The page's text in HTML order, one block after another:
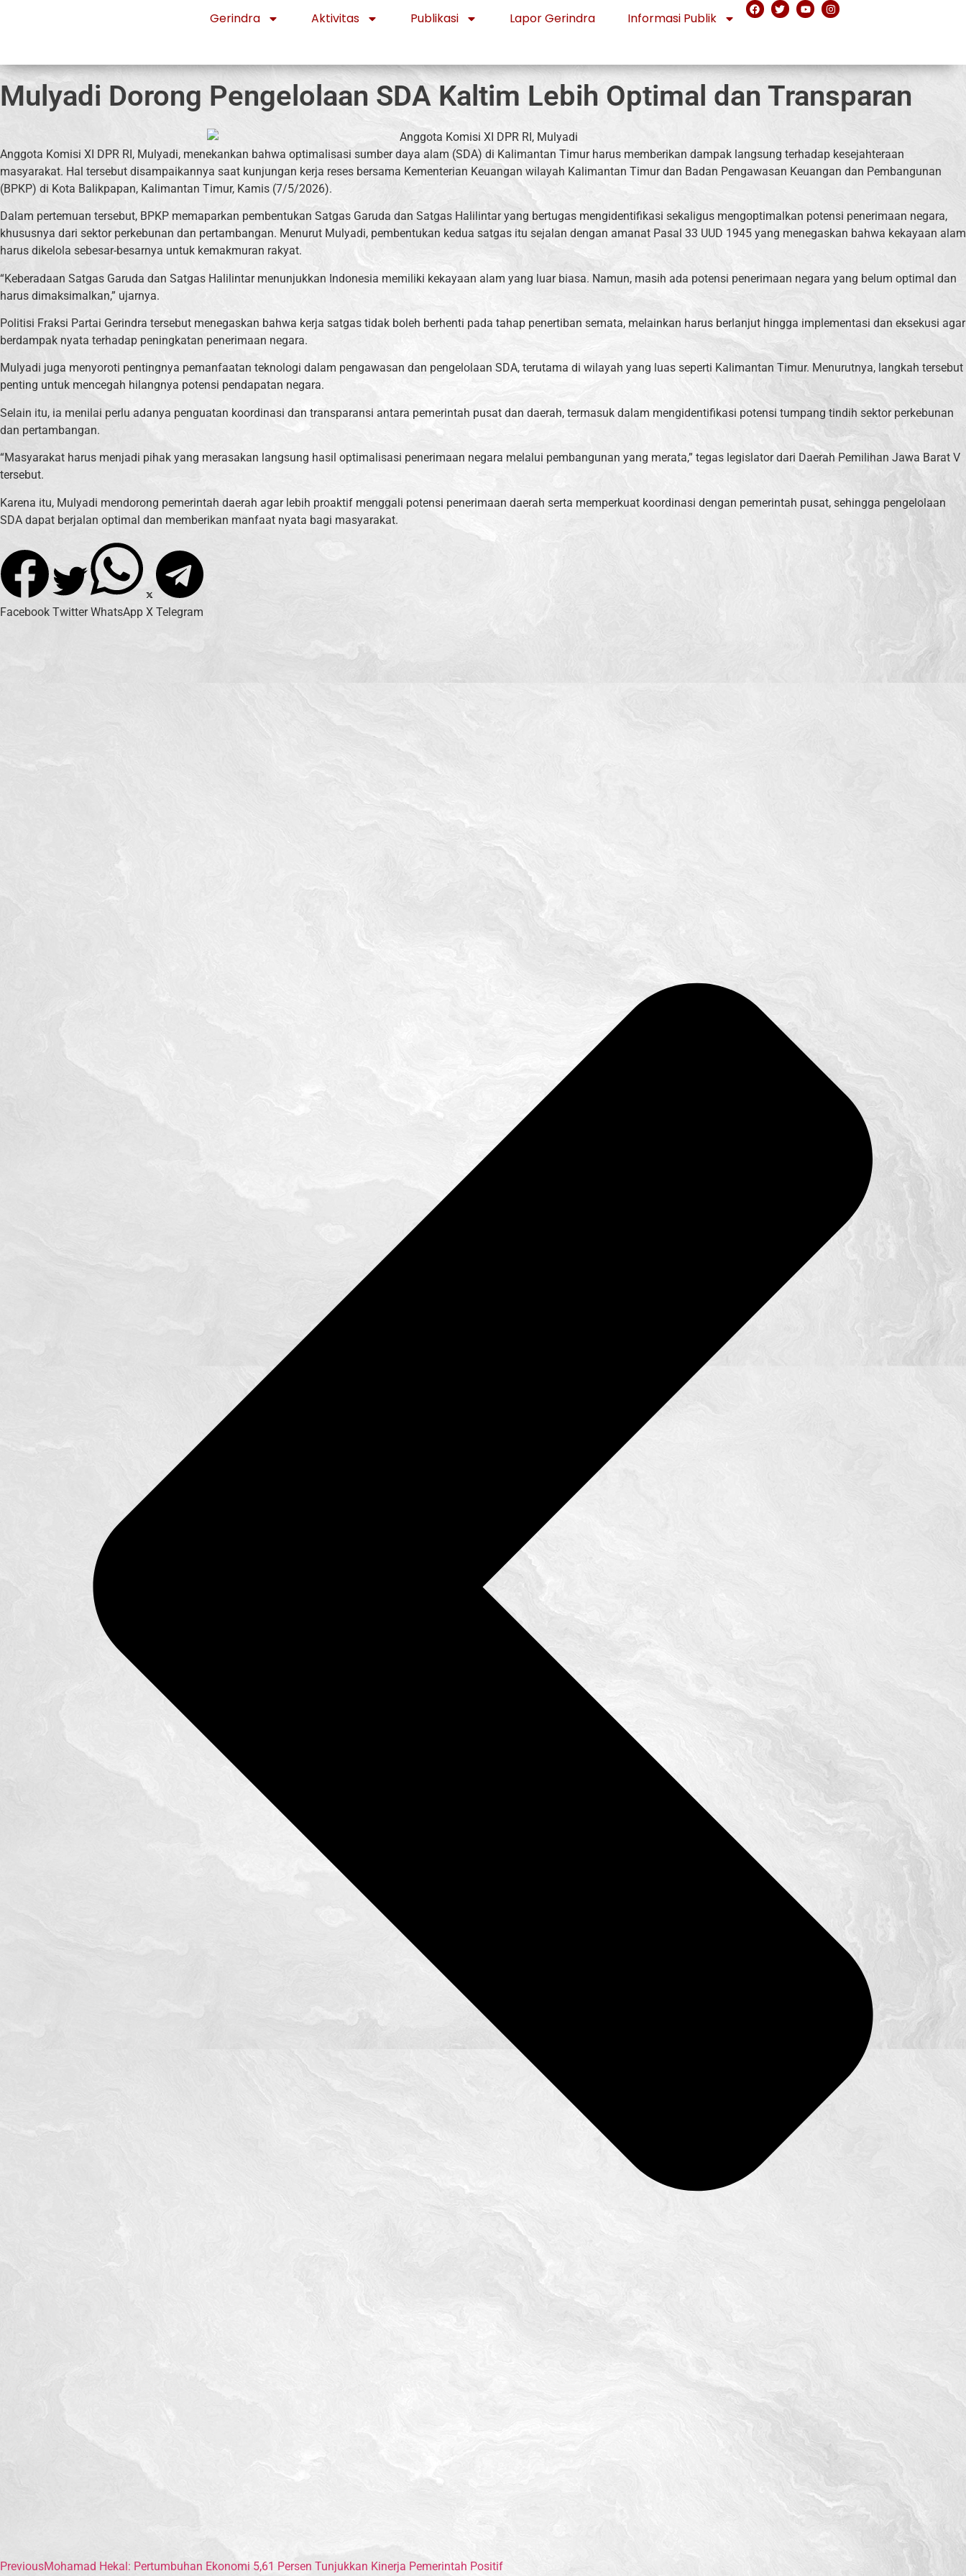
Gerindra Aktivitas Publikasi Lapor Gerindra Informasi Publik
Mulyadi Dorong Pengelolaan SDA Kaltim Lebih Optimal dan Transparan
Anggota Komisi XI DPR RI, Mulyadi, menekankan bahwa optimalisasi sumber daya alam (SDA) di Kalimantan Timur harus memberikan dampak langsung terhadap kesejahteraan
masyarakat. Hal tersebut disampaikannya saat kunjungan kerja reses bersama Kementerian Keuangan wilayah Kalimantan Timur dan Badan Pengawasan Keuangan dan Pembangunan
(BPKP) di Kota Balikpapan, Kalimantan Timur, Kamis (7/5/2026).
Dalam pertemuan tersebut, BPKP memaparkan pembentukan Satgas Garuda dan Satgas Halilintar yang bertugas mengidentifikasi sekaligus mengoptimalkan potensi penerimaan negara,
khususnya dari sektor perkebunan dan pertambangan. Menurut Mulyadi, pembentukan kedua satgas itu sejalan dengan amanat Pasal 33 UUD 1945 yang menegaskan bahwa kekayaan alam
harus dikelola sebesar-besarnya untuk kemakmuran rakyat.
“Keberadaan Satgas Garuda dan Satgas Halilintar menunjukkan Indonesia memiliki kekayaan alam yang luar biasa. Namun, masih ada potensi penerimaan negara yang belum optimal dan
harus dimaksimalkan,” ujarnya.
Politisi Fraksi Partai Gerindra tersebut menegaskan bahwa kerja satgas tidak boleh berhenti pada tahap penertiban semata, melainkan harus berlanjut hingga implementasi dan eksekusi agar
berdampak nyata terhadap peningkatan penerimaan negara.
Mulyadi juga menyoroti pentingnya pemanfaatan teknologi dalam pengawasan dan pengelolaan SDA, terutama di wilayah yang luas seperti Kalimantan Timur. Menurutnya, langkah tersebut
penting untuk mencegah hilangnya potensi pendapatan negara.
Selain itu, ia menilai perlu adanya penguatan koordinasi dan transparansi antara pemerintah pusat dan daerah, termasuk dalam mengidentifikasi potensi tumpang tindih sektor perkebunan
dan pertambangan.
“Masyarakat harus menjadi pihak yang merasakan langsung hasil optimalisasi penerimaan negara melalui pembangunan yang merata,” tegas legislator dari Daerah Pemilihan Jawa Barat V
tersebut.
Karena itu, Mulyadi mendorong pemerintah daerah agar lebih proaktif menggali potensi penerimaan daerah serta memperkuat koordinasi dengan pemerintah pusat, sehingga pengelolaan
SDA dapat berjalan optimal dan memberikan manfaat nyata bagi masyarakat.
Facebook Twitter WhatsApp X Telegram
PreviousMohamad Hekal: Pertumbuhan Ekonomi 5,61 Persen Tunjukkan Kinerja Pemerintah Positif